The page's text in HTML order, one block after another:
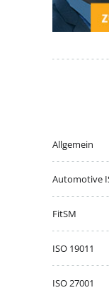
Allgemein
Automotive
FitSM
ISO 19011
ISO 27001